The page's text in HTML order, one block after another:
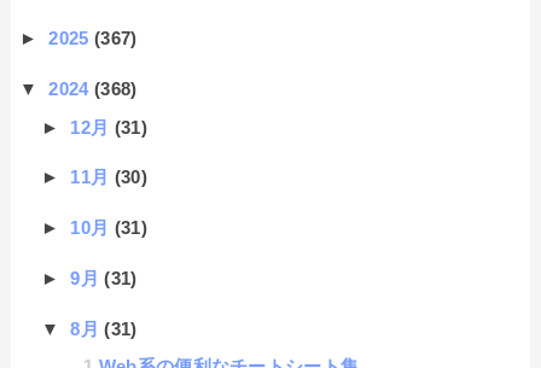
►2025(367)
▼2024(368)
► 12月 (31)
► 11月 (30)
► 10月 (31)
►9月(31)
▼8月(31)